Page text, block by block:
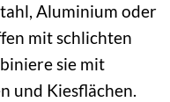
Aluminium oder
mit schlichten
sie mit
und Kiesflächen.